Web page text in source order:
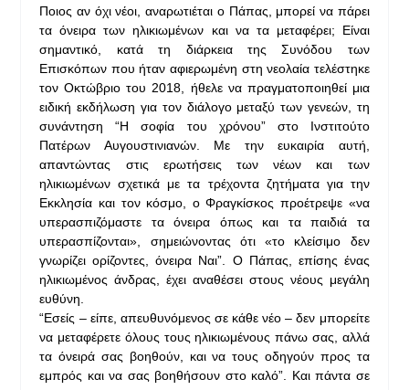
Ποιος αν όχι νέοι, αναρωτιέται ο Πάπας, μπορεί να πάρει
τα όνειρα των ηλικιωμένων και να τα μεταφέρει; Είναι
σημαντικό, κατά τη διάρκεια της Συνόδου των
Επισκόπων που ήταν αφιερωμένη στη νεολαία τελέστηκε
τον Οκτώβριο του 2018, ήθελε να πραγματοποιηθεί μια
ειδική εκδήλωση για τον διάλογο μεταξύ των γενεών, τη
συνάντηση “Η σοφία του χρόνου” στο Ινστιτούτο
Πατέρων Αυγουστινιανών. Με την ευκαιρία αυτή,
απαντώντας στις ερωτήσεις των νέων και των
ηλικιωμένων σχετικά με τα τρέχοντα ζητήματα για την
Εκκλησία και τον κόσμο, ο Φραγκίσκος προέτρεψε «να
υπερασπιζόμαστε τα όνειρα όπως και τα παιδιά τα
υπερασπίζονται», σημειώνοντας ότι «το κλείσιμο δεν
γνωρίζει ορίζοντες, όνειρα Ναι”. Ο Πάπας, επίσης ένας
ηλικιωμένος άνδρας, έχει αναθέσει στους νέους μεγάλη
ευθύνη.
“Εσείς – είπε, απευθυνόμενος σε κάθε νέο – δεν μπορείτε
να μεταφέρετε όλους τους ηλικιωμένους πάνω σας, αλλά
τα όνειρά σας βοηθούν, και να τους οδηγούν προς τα
εμπρός και να σας βοηθήσουν στο καλό”. Και πάντα σε